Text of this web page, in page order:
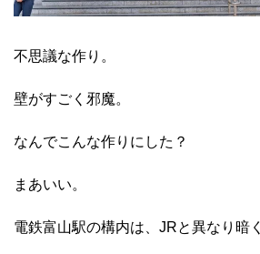
不思議な作り。
壁がすごく邪魔。
なんでこんな作りにした？
まあいい。
電鉄富山駅の構内は、JRと異なり暗